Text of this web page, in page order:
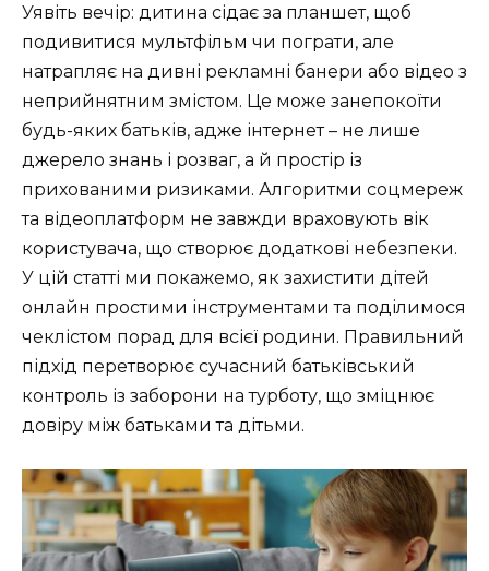
Уявіть вечір: дитина сідає за планшет, щоб
подивитися мультфільм чи пограти, але
натрапляє на дивні рекламні банери або відео з
неприйнятним змістом. Це може занепокоїти
будь-яких батьків, адже інтернет – не лише
джерело знань і розваг, а й простір із
прихованими ризиками. Алгоритми соцмереж
та відеоплатформ не завжди враховують вік
користувача, що створює додаткові небезпеки.
У цій статті ми покажемо, як захистити дітей
онлайн простими інструментами та поділимося
чеклістом порад для всієї родини. Правильний
підхід перетворює сучасний батьківський
контроль із заборони на турботу, що зміцнює
довіру між батьками та дітьми.